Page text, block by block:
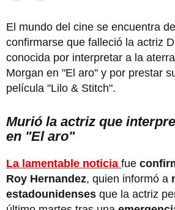
El mundo del cine se encuentra
confirmarse que falleció la actriz
conocida por interpretar a la
Morgan en "El aro" y por prestar
película "Lilo & Stitch".
Murió la actriz que
en "El aro"
La lamentable noticia fue
Roy Hernandez, quien informó a
estadounidenses que la actriz